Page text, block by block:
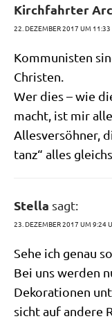
Kirchfahrter
22. DEZEMBER 2017 UM 11:33
Kom­mu­ni­sten
Christen.
Wer dies – wie
macht, ist mir
Alles­ver­söh­ner,
tanz“ alles
Stella sagt:
23. DEZEMBER 2017 UM 9:24
Sehe ich genau so.
Bei uns wer­den
Deko­ra­tio­nen
sicht auf ande­re